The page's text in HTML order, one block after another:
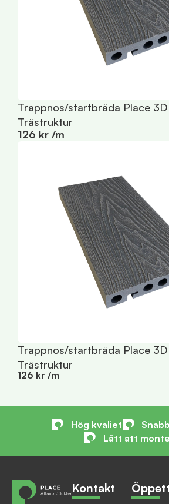
Trappnos/startbräda Place 3D
Trästruktur
126 kr /m
Trappnos/startbräda Place 3D
Trästruktur
126 kr /m
Hög kvaliet
Lätt att
Kontakt